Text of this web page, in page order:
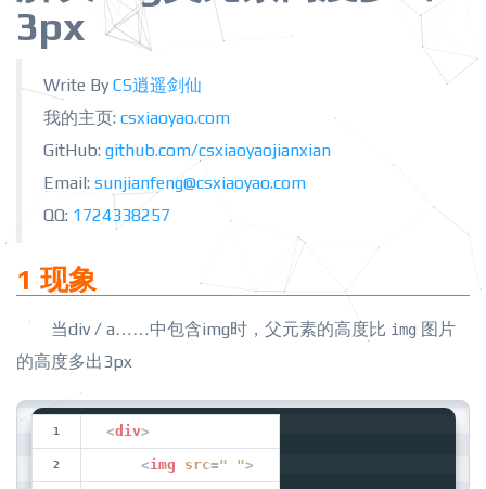
3px
Write By CS逍遥剑仙
我的主页: csxiaoyao.com
GitHub: github.com/csxiaoyaojianxian
Email: sunjianfeng@csxiaoyao.com
QQ: 1724338257
1 现象
当div / a……中包含img时，父元素的高度比 img 图片
的高度多出3px
<div>
<img src=" ">